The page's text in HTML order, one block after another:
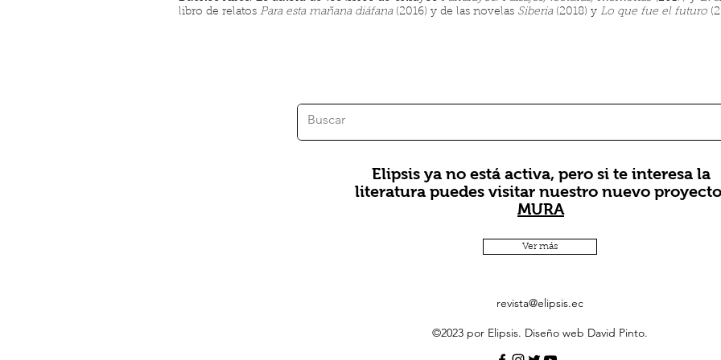
libro de relatos Para esta mañana diáfana(2016) y de las novelas Siberia(2018) y Lo que fue el futuro
Elipsis ya no está activa, pero si te interesa la
literatura puedes visitar nuestro nuevo
MURA
Ver más
revista@elipsis.ec
©2023 por Elipsis. Diseño web David Pinto.